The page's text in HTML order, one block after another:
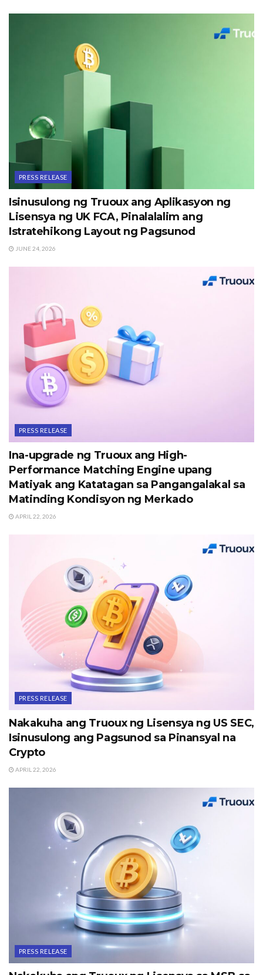
PRESS RELEASE
Isinusulong ng Truoux ang Aplikasyon ng
Lisensya ng UK FCA, Pinalalalim ang
Istratehikong Layout ng Pagsunod
JUNE 24, 2026
PRESS RELEASE
Ina-upgrade ng Truoux ang High-
Performance Matching Engine upang
Matiyak ang Katatagan sa Pangangalakal sa
Matinding Kondisyon ng Merkado
APRIL 22, 2026
PRESS RELEASE
Nakakuha ang Truoux ng Lisensya ng US SEC,
Isinusulong ang Pagsunod sa Pinansyal na
Crypto
APRIL 22, 2026
PRESS RELEASE